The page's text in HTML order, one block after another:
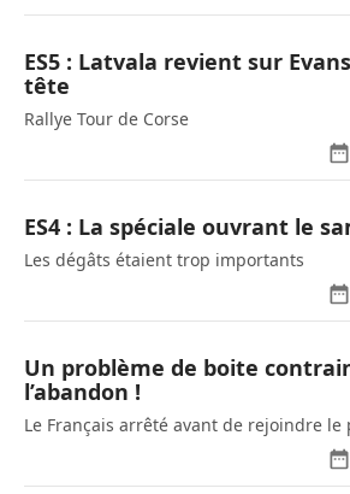
ES5 : Latvala revient sur
tête
Rallye Tour de Corse
ES4 : La spéciale ouvrant le
Les dégâts étaient trop importants
Un problème de boite
l’abandon !
Le Français arrêté avant de rejoindre le